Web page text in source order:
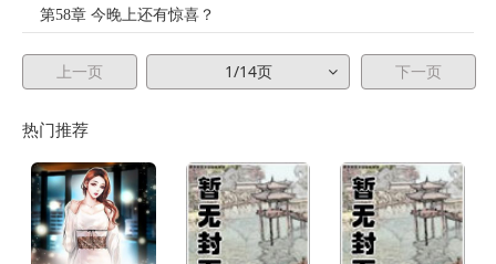
第58章 今晚上还有惊喜？
第59章 放置类农场
第62章 那挺好吃了。
第63章 听起来很热闹。
上一页 1/14页 下一页
热门推荐